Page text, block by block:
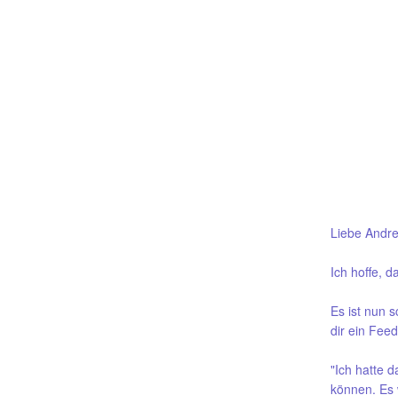
Liebe
Ich hoffe,
Es ist nun
dir ein
"Ich hatte
können.